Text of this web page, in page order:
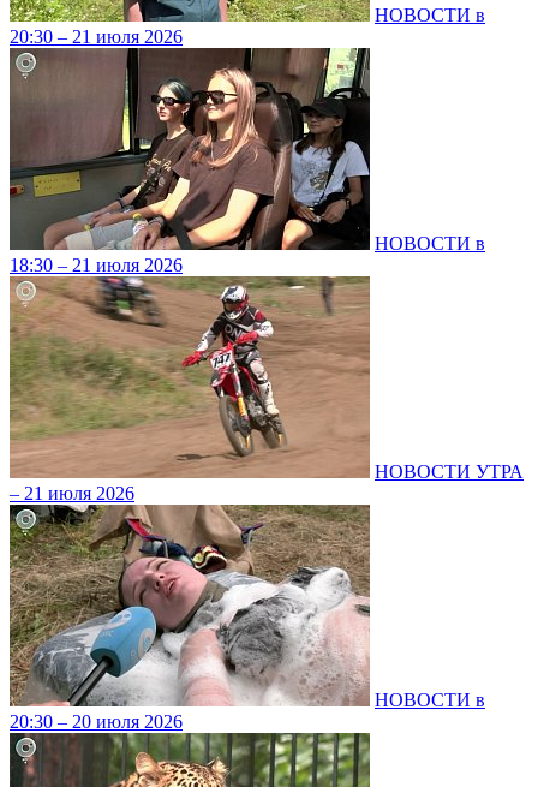
НОВОСТИ в
20:30 – 21 июля 2026
НОВОСТИ в
18:30 – 21 июля 2026
НОВОСТИ УТРА
– 21 июля 2026
НОВОСТИ в
20:30 – 20 июля 2026